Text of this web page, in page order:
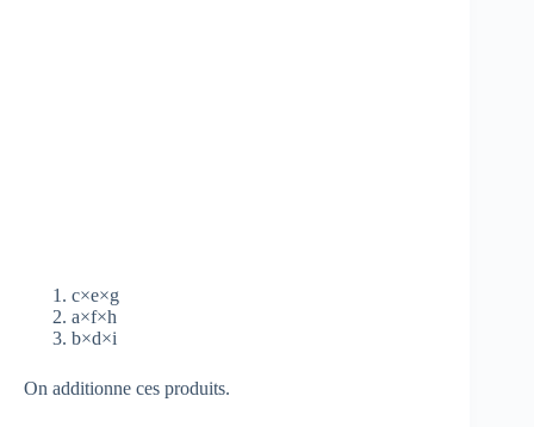
c×e×g
a×f×h
b×d×i
On additionne ces produits.